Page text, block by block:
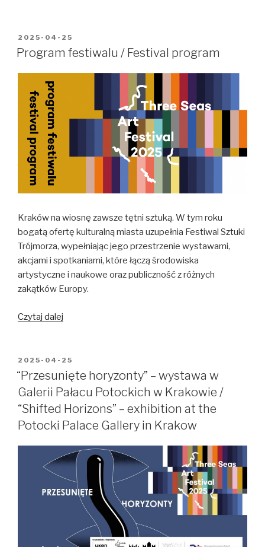
w
Cricotece
at
OPUBLIKOWANE
W
2025-04-25
Program festiwalu / Festival program
Kraków na wiosnę zawsze tętni sztuką. W tym roku
bogatą ofertę kulturalną miasta uzupełnia Festiwal Sztuki
Trójmorza, wypełniając jego przestrzenie wystawami,
akcjami i spotkaniami, które łączą środowiska
artystyczne i naukowe oraz publiczność z różnych
zakątków Europy.
Czytaj dalej
Festival
program
OPUBLIKOWANE
W
2025-04-25
“Przesunięte horyzonty” – wystawa w
Galerii Pałacu Potockich w Krakowie /
“Shifted Horizons” – exhibition at the
Potocki Palace Gallery in Krakow